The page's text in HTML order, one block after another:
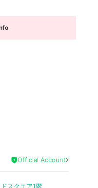
Official Account
スクエア1階